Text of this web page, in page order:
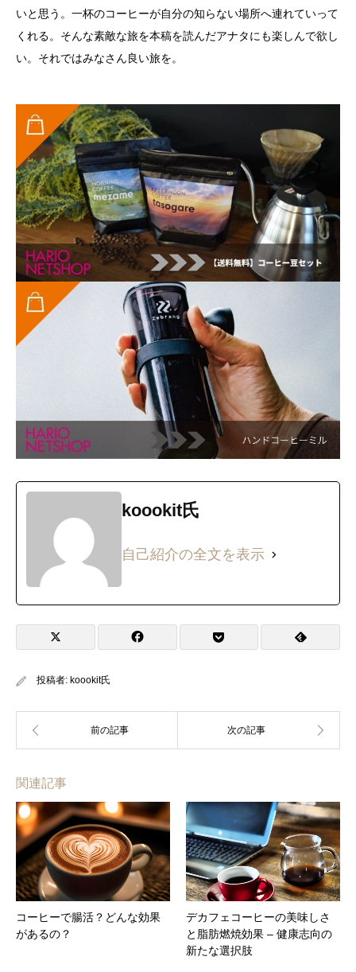
いと思う。一杯のコーヒーが自分の知らない場所へ連れていって
くれる。そんな素敵な旅を本稿を読んだアナタにも楽しんで欲し
い。それではみなさん良い旅を。
koookit氏
自己紹介の全文を表示
投稿者: koookit氏
関連記事
コーヒーで腸活？どんな効果
があるの？
デカフェコーヒーの美味しさ
と脂肪燃焼効果 – 健康志向の
新たな選択肢